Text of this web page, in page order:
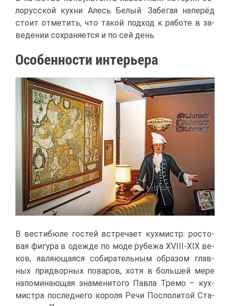
ло­рус­ской кух­ни Алесь Бе­лый. За­бе­гая на­пе­рёд
сто­ит от­ме­тить, что та­кой под­ход к ра­бо­те в за­
ве­де­нии со­хра­ня­ет­ся и по сей день.
Осо­бен­но­сти ин­те­рье­ра
В ве­сти­бю­ле го­стей встре­ча­ет кух­мистр: ро­сто­
вая фи­гу­ра в одеж­де по мо­де ру­бе­жа XVIII-XIX ве­
ков, яв­ля­ю­ща­я­ся со­би­ра­тель­ным об­ра­зом глав­
ных при­двор­ных по­ва­ров, хо­тя в боль­шей ме­ре
на­по­ми­на­ю­щая зна­ме­ни­то­го Пав­ла Тре­мо – кух­
ми­ст­ра по­след­не­го ко­ро­ля Ре­чи Поспо­ли­той Ста­